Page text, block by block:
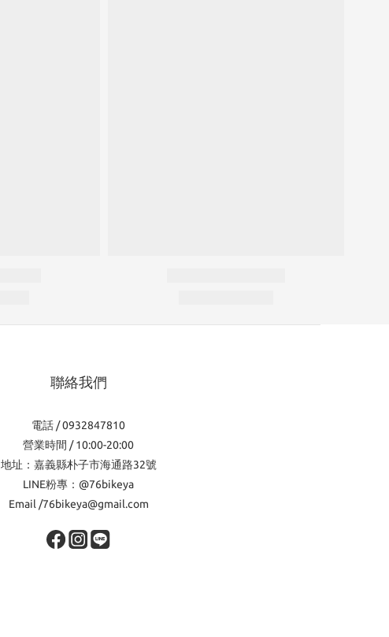
聯絡我們
電話 / 0932847810
營業時間 / 10:00-20:00
地址：嘉義縣朴子市海通路32號
LINE粉專：@76bikeya
Email /76bikeya@gmail.com